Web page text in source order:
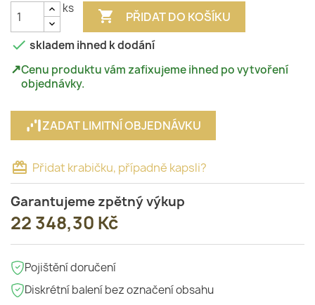
ks  PŘIDAT DO KOŠÍKU
 skladem ihned k dodání
↗Cenu produktu vám zafixujeme ihned po vytvoření
objednávky.
ZADAT LIMITNÍ OBJEDNÁVKU
card_giftcard Přidat krabičku, případně kapsli?
Garantujeme zpětný výkup
22 348,30 Kč
Pojištění doručení
Diskrétní balení bez označení obsahu